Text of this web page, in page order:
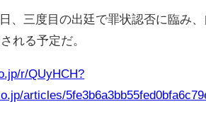
、三度目の出廷で罪状認否に臨み、
れる予定だ。
r/QUyHCH?
articles/